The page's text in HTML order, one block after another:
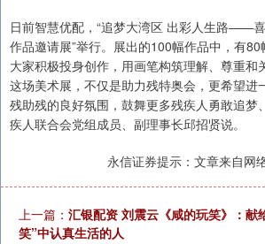
日前智慧优配，“追梦大湾区 出彩人生路——喜
作品邀请展”举行。展出的100幅作品中，有80
大家积极投身创作，用画笔构筑理解、尊重和
这场美术展，不仅是助力残特奥会，更希望进
残助残的良好氛围，鼓舞更多残疾人勇敢追梦
疾人联合会党组成员、副理事长邱招贤说。
永信证券提示：文章来自网
上一篇： 汇银配资 刘震云《咸的玩笑》：献
笑”中认真生活的人